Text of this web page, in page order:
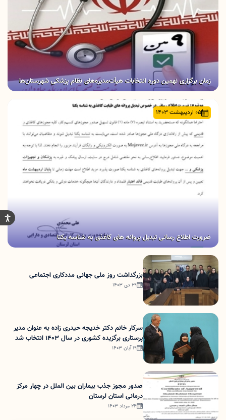
زمان برگزاری نهمین دوره انتخابات هیأت‌مدیره‌های نظام پزشکی شهرستان‌ها
05 اردیبهشت 1403
ضرورت اطلاع رسانی تبدیل پروانه های کاغذی به شناسه یکتا
بزرگداشت روز ملی جهانی مددکاری اجتماعی
29 دی 1403
سرکار خانم دکتر خدیجه حیدری زاده به عنوان مدیر
پرستاری برگزیده کشوری در سال 1403 انتخاب شد
19 آبان 1403
صدور مجوز جذب بیماران بین الملل در چهار مرکز
درمانی استان لرستان
24 مرداد 1403